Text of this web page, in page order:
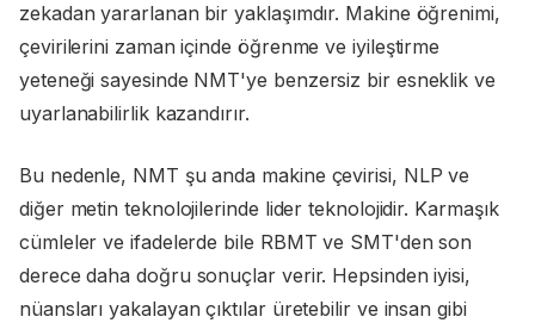
zekadan yararlanan bir yaklaşımdır. Makine öğrenimi,
çevirilerini zaman içinde öğrenme ve iyileştirme
yeteneği sayesinde NMT'ye benzersiz bir esneklik ve
uyarlanabilirlik kazandırır.
Bu nedenle, NMT şu anda makine çevirisi, NLP ve
diğer metin teknolojilerinde lider teknolojidir. Karmaşık
cümleler ve ifadelerde bile RBMT ve SMT'den son
derece daha doğru sonuçlar verir. Hepsinden iyisi,
nüansları yakalayan çıktılar üretebilir ve insan gibi